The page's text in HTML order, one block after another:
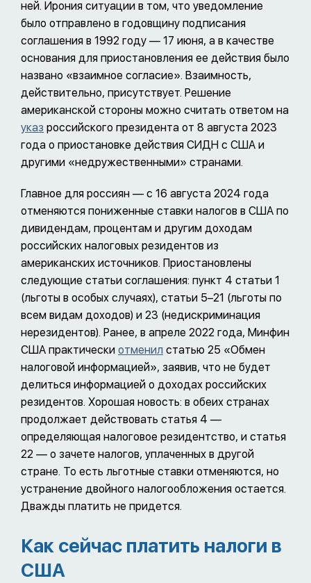
ней. Ирония ситуации в том, что уведомление
было отправлено в годовщину подписания
соглашения в 1992 году — 17 июня, а в качестве
основания для приостановления ее действия было
названо «взаимное согласие». Взаимность,
действительно, присутствует. Решение
американской стороны можно считать ответом на
указ российского президента от 8 августа 2023
года о приостановке действия СИДН с США и
другими «недружественными» странами.
Главное для россиян — с 16 августа 2024 года
отменяются пониженные ставки налогов в США по
дивидендам, процентам и другим доходам
российских налоговых резидентов из
американских источников. Приостановлены
следующие статьи соглашения: пункт 4 статьи 1
(льготы в особых случаях), статьи 5–21 (льготы по
всем видам доходов) и 23 (недискриминация
нерезидентов). Ранее, в апреле 2022 года, Минфин
США практически отменил статью 25 «Обмен
налоговой информацией», заявив, что не будет
делиться информацией о доходах российских
резидентов. Хорошая новость: в обеих странах
продолжает действовать статья 4 —
определяющая налоговое резидентство, и статья
22 — о зачете налогов, уплаченных в другой
стране. То есть льготные ставки отменяются, но
устранение двойного налогообложения остается.
Дважды платить не придется.
Как сейчас платить налоги в
США